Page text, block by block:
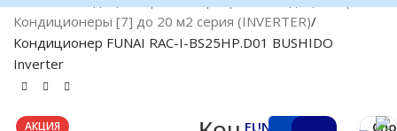
Кондиционеры [7] до 20 м2 серия (INVERTER)
Кондиционер FUNAI RAC-I-BS25HP.D01 BUSHIDO
Inverter
АКЦИЯ FUNAI